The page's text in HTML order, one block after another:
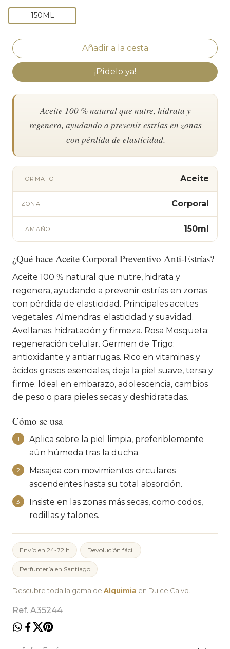
150ML
¡Pídelo ya!
Aceite 100 % natural que nutre, hidrata y
regenera, ayudando a prevenir estrías en zonas
con pérdida de elasticidad.
FORMATO Aceite
ZONA Corporal
TAMAÑO 150ml
¿Qué hace Aceite Corporal Preventivo Anti-Estrías?
Aceite 100 % natural que nutre, hidrata y
regenera, ayudando a prevenir estrías en zonas
con pérdida de elasticidad. Principales aceites
vegetales: Almendras: elasticidad y suavidad.
Avellanas: hidratación y firmeza. Rosa Mosqueta:
regeneración celular. Germen de Trigo:
antioxidante y antiarrugas. Rico en vitaminas y
ácidos grasos esenciales, deja la piel suave, tersa y
firme. Ideal en embarazo, adolescencia, cambios
de peso o para pieles secas y deshidratadas.
Cómo se usa
1
Aplica sobre la piel limpia, preferiblemente
aún húmeda tras la ducha.
2
Masajea con movimientos circulares
ascendentes hasta su total absorción.
3
Insiste en las zonas más secas, como codos,
rodillas y talones.
Envío en 24-72 h Devolución fácil
Perfumería en Santiago
Descubre toda la gama de Alquimia en Dulce Calvo.
Ref. A35244